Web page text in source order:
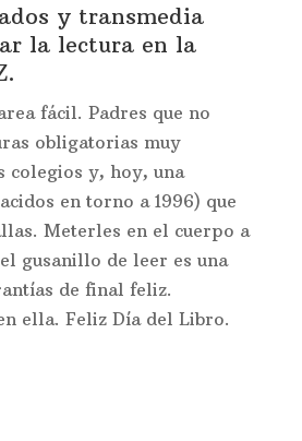
y transmedia
la lectura en la
fácil. Padres que no
obligatorias muy
colegios y, hoy, una
en torno a 1996) que
Meterles en el cuerpo a
gusanillo de leer es una
de final feliz.
ella. Feliz Día del Libro.